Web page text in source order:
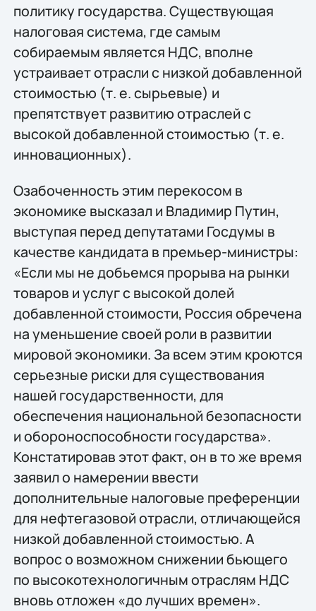
политику государства. Существующая
налоговая система, где самым
собираемым является НДС, вполне
устраивает отрасли с низкой добавленной
стоимостью (т. е. сырьевые) и
препятствует развитию отраслей с
высокой добавленной стоимостью (т. е.
инновационных).
Озабоченность этим перекосом в
экономике высказал и Владимир Путин,
выступая перед депутатами Госдумы в
качестве кандидата в премьер-министры:
«Если мы не добьемся прорыва на рынки
товаров и услуг с высокой долей
добавленной стоимости, Россия обречена
на уменьшение своей роли в развитии
мировой экономики. За всем этим кроются
серьезные риски для существования
нашей государственности, для
обеспечения национальной безопасности
и обороноспособности государства».
Констатировав этот факт, он в то же время
заявил о намерении ввести
дополнительные налоговые преференции
для нефтегазовой отрасли, отличающейся
низкой добавленной стоимостью. А
вопрос о возможном снижении бьющего
по высокотехнологичным отраслям НДС
вновь отложен «до лучших времен».